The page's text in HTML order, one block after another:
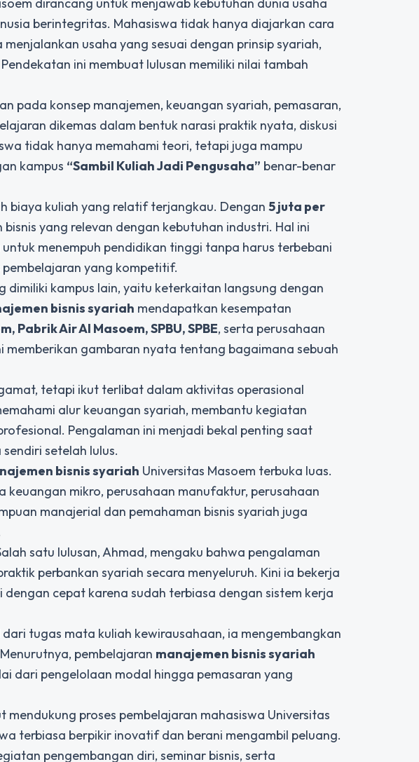
berintegritas. Mahasiswa tidak hanya diajarkan cara
usaha yang sesuai dengan prinsip syariah,
ini membuat lulusan memiliki nilai tambah
pada konsep manajemen, keuangan syariah, pemasaran,
dikemas dalam bentuk narasi praktik nyata, diskusi
tidak hanya memahami teori, tetapi juga mampu
kampus “Sambil Kuliah Jadi Pengusaha” benar-benar
biaya kuliah yang relatif terjangkau. Dengan 5 juta per
yang relevan dengan kebutuhan industri. Hal ini
menempuh pendidikan tinggi tanpa harus terbebani
yang kompetitif.
dimiliki kampus lain, yaitu keterkaitan langsung dengan
bisnis syariah mendapatkan kesempatan
Pabrik Air Al Masoem, SPBU, SPBE, serta perusahaan
memberikan gambaran nyata tentang bagaimana sebuah
tetapi ikut terlibat dalam aktivitas operasional
alur keuangan syariah, membantu kegiatan
Pengalaman ini menjadi bekal penting saat
setelah lulus.
bisnis syariah Universitas Masoem terbuka luas.
mikro, perusahaan manufaktur, perusahaan
manajerial dan pemahaman bisnis syariah juga
satu lulusan, Ahmad, mengaku bahwa pengalaman
perbankan syariah secara menyeluruh. Kini ia bekerja
cepat karena sudah terbiasa dengan sistem kerja
tugas mata kuliah kewirausahaan, ia mengembangkan
pembelajaran manajemen bisnis syariah
dari pengelolaan modal hingga pemasaran yang
proses pembelajaran mahasiswa Universitas
terbiasa berpikir inovatif dan berani mengambil peluang.
pengembangan diri, seminar bisnis, serta